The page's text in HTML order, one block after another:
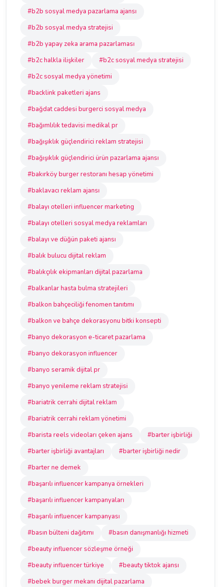
#b2b sosyal medya pazarlama ajansı
#b2b sosyal medya stratejisi
#b2b yapay zeka arama pazarlaması
#b2c halkla ilişkiler
#b2c sosyal medya stratejisi
#b2c sosyal medya yönetimi
#backlink paketleri ajans
#bağdat caddesi burgerci sosyal medya
#bağımlılık tedavisi medikal pr
#bağışıklık güçlendirici reklam stratejisi
#bağışıklık güçlendirici ürün pazarlama ajansı
#bakırköy burger restoranı hesap yönetimi
#baklavacı reklam ajansı
#balayı otelleri influencer marketing
#balayı otelleri sosyal medya reklamları
#balayı ve düğün paketi ajansı
#balık bulucu dijital reklam
#balıkçılık ekipmanları dijital pazarlama
#balkanlar hasta bulma stratejileri
#balkon bahçeciliği fenomen tanıtımı
#balkon ve bahçe dekorasyonu bitki konsepti
#banyo dekorasyon e-ticaret pazarlama
#banyo dekorasyon influencer
#banyo seramik dijital pr
#banyo yenileme reklam stratejisi
#bariatrik cerrahi dijital reklam
#bariatrik cerrahi reklam yönetimi
#barista reels videoları çeken ajans
#barter işbirliği
#barter işbirliği avantajları
#barter işbirliği nedir
#barter ne demek
#başarılı influencer kampanya örnekleri
#başarılı influencer kampanyaları
#başarılı influencer kampanyası
#basın bülteni dağıtımı
#basın danışmanlığı hizmeti
#beauty influencer sözleşme örneği
#beauty influencer türkiye
#beauty tiktok ajansı
#bebek burger mekanı dijital pazarlama